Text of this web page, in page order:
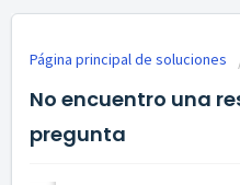
Página principal de soluciones
No encuentro una
pregunta